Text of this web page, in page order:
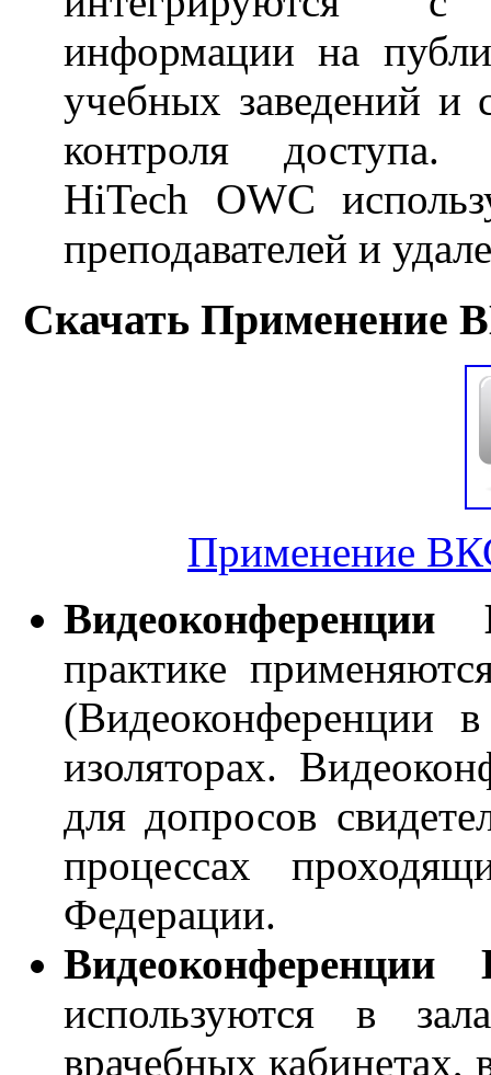
информации на
учебных заведений и
контроля доступа.
HiTech OWC
преподавателей и
Скачать Применение
Применение
практике
(Видеоконференции
изоляторах.
для допросов
процессах
Федерации.
используются в
врачебных